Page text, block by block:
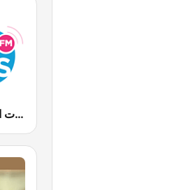
90s Fm (تسعينات اف ام)